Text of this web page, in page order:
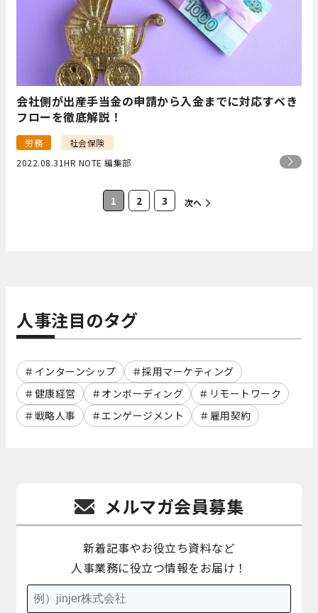
会社側が出産手当金の申請から入金までに対応すべき
フローを徹底解説！
労務
社会保険
2022.08.31HR NOTE 編集部
1 2 3 次へ
人事注目のタグ
インターンシップ
採用マーケティング
健康経営
オンボーディング
リモートワーク
戦略人事
エンゲージメント 雇用契約
メルマガ会員募集
新着記事やお役立ち資料など
人事業務に役立つ情報をお届け！